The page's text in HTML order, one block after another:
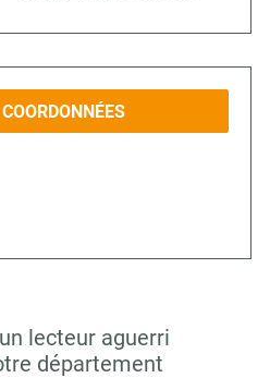
lecteur aguerri
département